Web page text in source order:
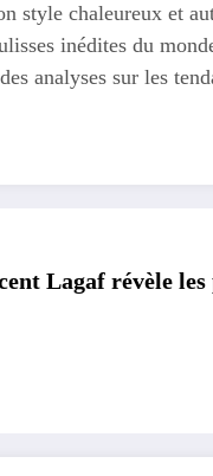
style chaleureux et
inédites du
analyses sur les
Lagaf révèle les